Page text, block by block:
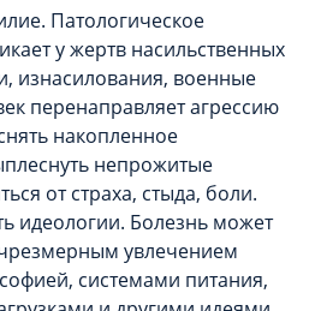
Патологическое
у жертв насильственных
изнасилования, военные
перенаправляет агрессию
накопленное
непрожитые
от страха, стыда, боли.
идеологии. Болезнь может
увлечением
системами питания,